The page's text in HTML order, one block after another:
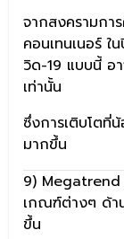
จากสงครามกา
คอนเทนเนอร์ ใ
วิด-19 แบบนี้ อ
เท่านั้น
ซึ่งการเติบโตที่
มากขึ้น
9)
เกณฑ์ต่างๆ ด้า
ขึ้น